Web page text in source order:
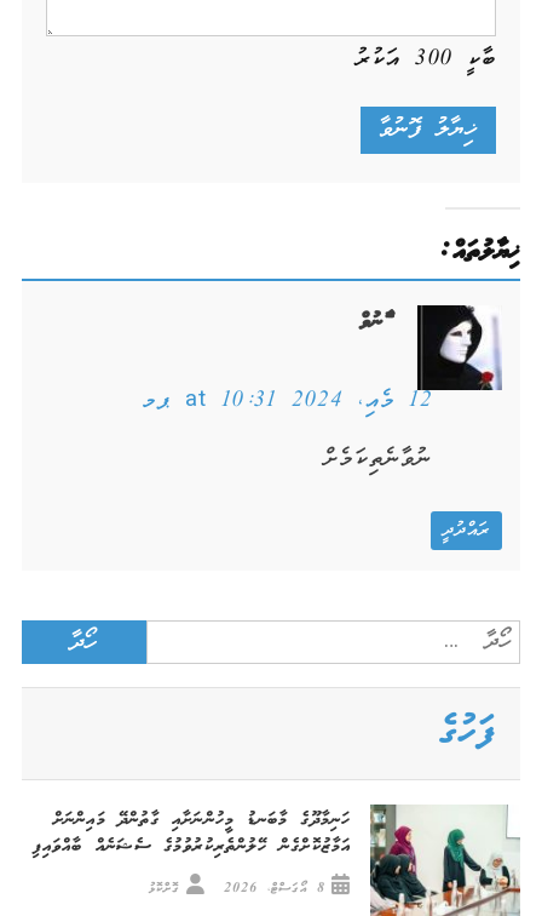
ބާކީ 300އަކުރު
ޚިޔާލުތައް:
ާަެނުވް
12 މެއި، 2024 at 10:31 ޕމ
ނުވާނެތިކަމެށް
ރައްދުދީ
Search
for:
ފަހުގެ
ހަނިމާދޫގެ މާބަނޑު މީހުންނަށާއި ގާތުންދޭ މައިންނަށް
އަމާޒުކޮށްގެން ހޭލުންތެރިކުރުވުމުގެ ސެޝަނެއް ބާއްވައިފި
8 އޯގަސްޓް، 2026 ގޮށްކޮޅު